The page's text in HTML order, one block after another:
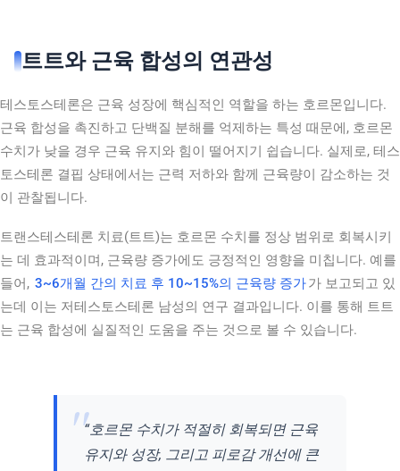
트트와 근육 합성의 연관성
테스토스테론은 근육 성장에 핵심적인 역할을 하는 호르몬입니다.
근육 합성을 촉진하고 단백질 분해를 억제하는 특성 때문에, 호르몬
수치가 낮을 경우 근육 유지와 힘이 떨어지기 쉽습니다. 실제로, 테스
토스테론 결핍 상태에서는 근력 저하와 함께 근육량이 감소하는 것
이 관찰됩니다.
트랜스테스테론 치료(트트)는 호르몬 수치를 정상 범위로 회복시키
는 데 효과적이며, 근육량 증가에도 긍정적인 영향을 미칩니다. 예를
들어, 3~6개월 간의 치료 후 10~15%의 근육량 증가가 보고되고 있
는데 이는 저테스토스테론 남성의 연구 결과입니다. 이를 통해 트트
는 근육 합성에 실질적인 도움을 주는 것으로 볼 수 있습니다.
“호르몬 수치가 적절히 회복되면 근육
유지와 성장, 그리고 피로감 개선에 큰